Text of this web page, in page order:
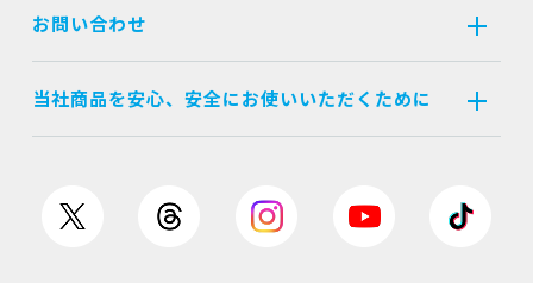
お問い合わせ
当社商品を安心、安全にお使いいただくために